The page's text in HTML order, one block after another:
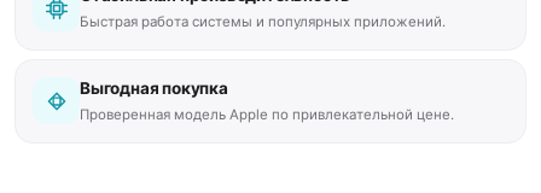
Быстрая работа системы и популярных приложений.
Выгодная покупка
Проверенная модель Apple по привлекательной цене.